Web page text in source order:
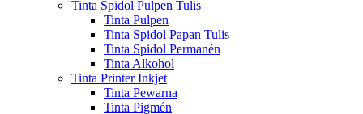
Tinta Spidol Pulpen Tulis
Tinta Pulpen
Tinta Spidol Papan Tulis
Tinta Spidol Permanén
Tinta Alkohol
Tinta Printer Inkjet
Tinta Pewarna
Tinta Pigmén